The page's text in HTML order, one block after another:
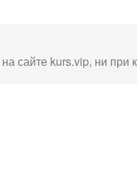
kurs.vip, ни при